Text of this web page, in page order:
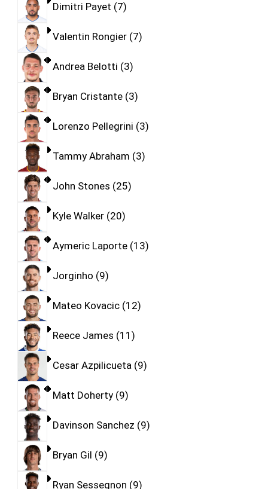
Dimitri Payet 7
Valentin Rongier 7
Andrea Belotti 3
Bryan Cristante 3
Lorenzo Pellegrini 3
Tammy Abraham 3
John Stones 25
Kyle Walker 20
Aymeric Laporte 13
Jorginho 9
Mateo Kovacic 12
Reece James 11
Cesar Azpilicueta 9
Matt Doherty 9
Davinson Sanchez 9
Bryan Gil 9
Ryan Sessegnon 9